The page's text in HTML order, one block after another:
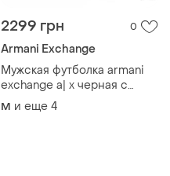
2299 грн 0
Armani Exchange
Мужская футболка armani
exchange a| x черная с
фирменным графическим
M и еще 4